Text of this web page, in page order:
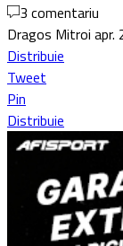
3 comentariu
Dragos Mitroi apr.
Distribuie
Tweet
Pin
Distribuie